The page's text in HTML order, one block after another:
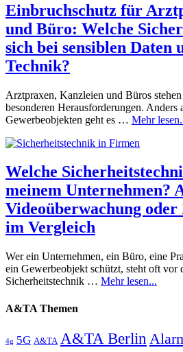
Einbruchschutz für
und Büro: Welche
sich bei sensiblen Daten
Technik?
Arztpraxen, Kanzleien und Büros
besonderen Herausforderungen. Anders
Gewerbeobjekten geht es … Mehr
Welche
meinem Unternehmen?
Videoüberwachung
im Vergleich
Wer ein Unternehmen, ein Büro, eine
ein Gewerbeobjekt schützt, steht oft vor
Sicherheitstechnik … Mehr lesen...
A&TA Themen
4g 5G A&TA A&TA Berlin